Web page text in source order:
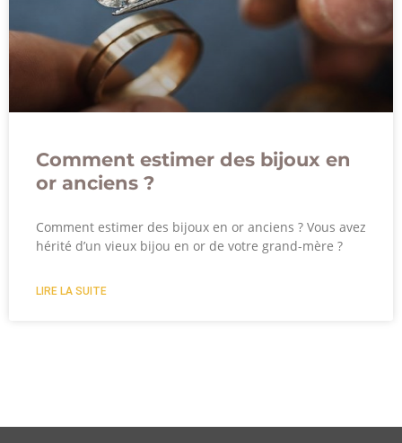
Comment estimer des bijoux en
or anciens ?
Comment estimer des bijoux en or anciens ? Vous avez
hérité d’un vieux bijou en or de votre grand-mère ?
LIRE LA SUITE